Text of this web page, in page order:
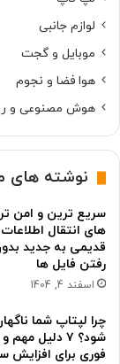
لوازم جانبی
موبایل و گجت
هوا فضا و نجوم
هوش مصنوعی و
نوشته های
سریع ترین و امن
های انتقال
قدیمی به جدید
رفتن فایل ها
اسفند 4, 1404
چرا لپتاپ شما
شود؟ ۷ دلیل
فوری برای افزایش